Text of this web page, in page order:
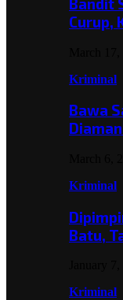
Curup,
Kriminal
Bawa
Kriminal
Batu,
Kriminal